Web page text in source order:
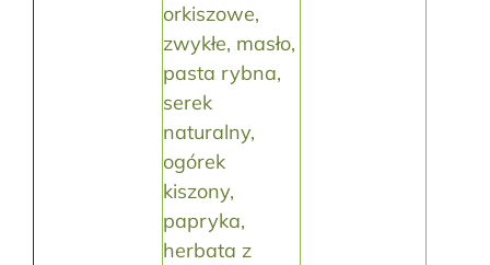
orkiszowe,
zwykłe, masło,
pasta rybna,
serek
naturalny,
ogórek
kiszony,
papryka,
herbata z